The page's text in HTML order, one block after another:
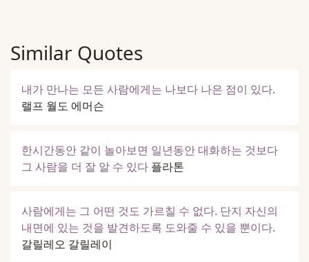
Similar Quotes
내가 만나는 모든 사람에게는 나보다 나은 점이 있다.
랠프 월도 에머슨
한시간동안 같이 놀아보면 일년동안 대화하는 것보다
그 사람을 더 잘 알 수 있다 플라톤
사람에게는 그 어떤 것도 가르칠 수 없다. 단지 자신의
내면에 있는 것을 발견하도록 도와줄 수 있을 뿐이다.
갈릴레오 갈릴레이